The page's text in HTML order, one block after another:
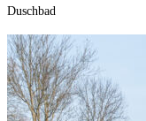
Duschbad